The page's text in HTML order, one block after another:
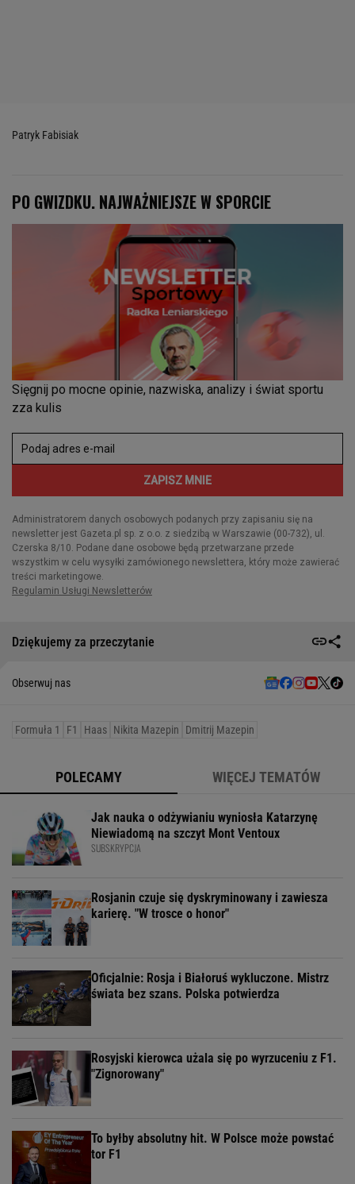
Patryk Fabisiak
Dziękujemy za przeczytanie
Obserwuj nas
Formuła 1 F1 Haas Nikita Mazepin Dmitrij Mazepin
POLECAMY WIĘCEJ TEMATÓW
Jak nauka o odżywianiu wyniosła Katarzynę
Niewiadomą na szczyt Mont Ventoux
SUBSKRYPCJA
Rosjanin czuje się dyskryminowany i zawiesza
karierę. "W trosce o honor"
Oficjalnie: Rosja i Białoruś wykluczone. Mistrz
świata bez szans. Polska potwierdza
Rosyjski kierowca użala się po wyrzuceniu z F1.
"Zignorowany"
To byłby absolutny hit. W Polsce może powstać
tor F1